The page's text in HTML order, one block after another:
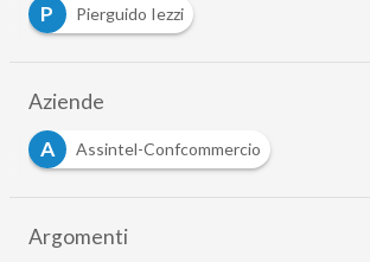
P
Pierguido Iezzi
Aziende
A
Assintel-Confcommercio
Argomenti